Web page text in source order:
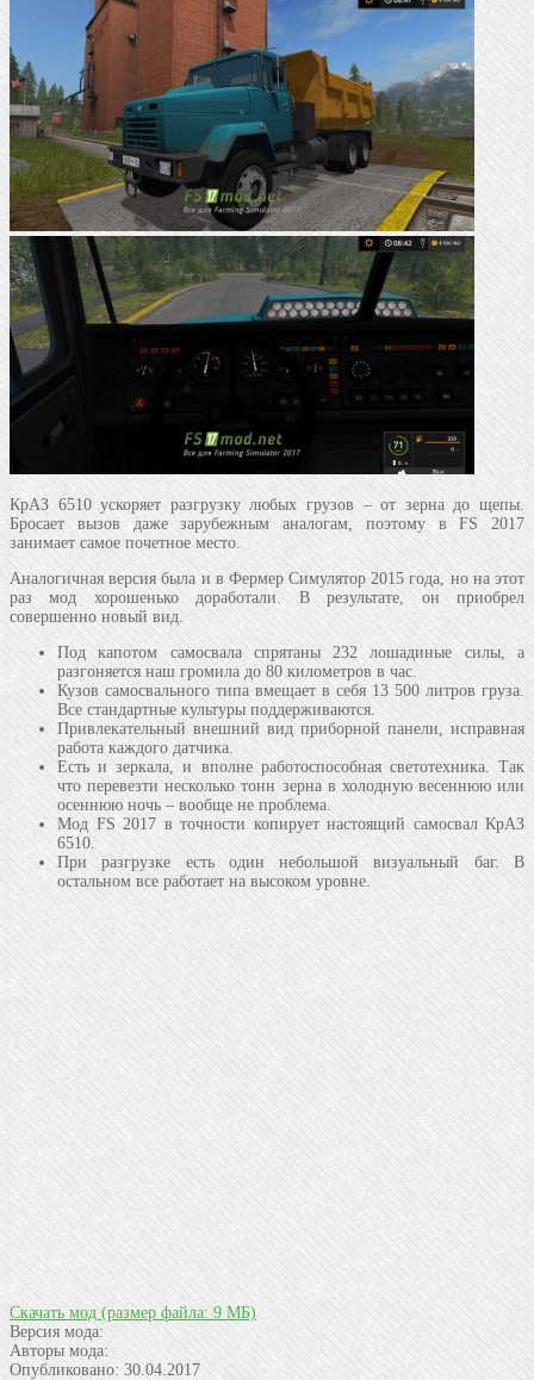
КрАЗ 6510 ускоряет разгрузку любых грузов – от зерна до щепы.
Бросает вызов даже зарубежным аналогам, поэтому в FS 2017
занимает самое почетное место.
Аналогичная версия была и в Фермер Симулятор 2015 года, но на этот
раз мод хорошенько доработали. В результате, он приобрел
совершенно новый вид.
Под капотом самосвала спрятаны 232 лошадиные силы, а
разгоняется наш громила до 80 километров в час.
Кузов самосвального типа вмещает в себя 13 500 литров груза.
Все стандартные культуры поддерживаются.
Привлекательный внешний вид приборной панели, исправная
работа каждого датчика.
Есть и зеркала, и вполне работоспособная светотехника. Так
что перевезти несколько тонн зерна в холодную весеннюю или
осеннюю ночь – вообще не проблема.
Мод FS 2017 в точности копирует настоящий самосвал КрАЗ
6510.
При разгрузке есть один небольшой визуальный баг. В
остальном все работает на высоком уровне.
Скачать мод (размер файла: 9 МБ)
Версия мода:
Авторы мода:
Опубликовано: 30.04.2017